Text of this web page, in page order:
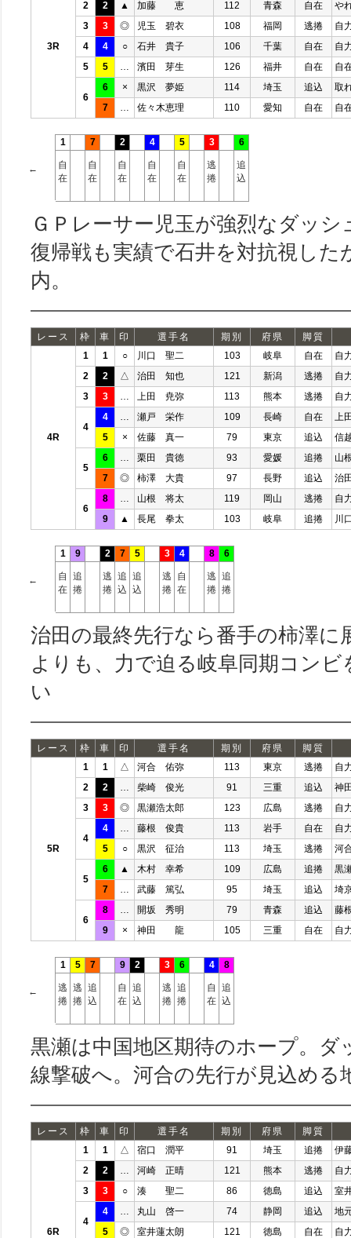
3R
2
2 ▲ 加藤 恵 112 青森 自在
や
3
3 ◎ 児玉 碧衣 108 福岡 逃捲
自
4
4 ○ 石井 貴子 106 千葉 自在
自
5
5 濱田 芽生 126 福井 自在 自
6
6 × 黒沢 夢姫 114 埼玉 追込
取
7
佐々木恵理 110 愛知 自在 自
←
1
自
在
7
自
在
2
自
在
4
自
在
5
自
在
3
逃
捲
6
追
込
ＧＰレーサー児玉が強烈なダッ
復帰戦も実績で石井を対抗視した
内。
レース 枠 車 印 選手名 期別 府県 脚質
4R
1 1 ○ 川口 聖二 103 岐阜 自在
自
2
2 △ 治田 知也 121 新潟 逃捲
自
3
3 上田 尭弥 113 熊本 逃捲 自
4
4 瀬戸 栄作 109 長崎 自在
上
5
× 佐藤 真一 79 東京 追込 信
5
6 栗田 貴徳 93 愛媛 追捲
山
7
◎ 柿澤 大貴 97 長野 追込 治
6
8 山根 将太 119 岡山 逃捲
自
9
▲ 長尾 拳太 103 岐阜 追捲 川
←
1
自
在
9
追
捲
2
逃
捲
7
追
込
5
追
込
3
逃
捲
4
自
在
8
逃
捲
6
追
捲
治田の最終先行なら番手の柿澤に
よりも、力で迫る岐阜同期コン
い
レース 枠 車 印 選手名 期別 府県 脚質
5R
1 1 △ 河合 佑弥 113 東京 逃捲
自
2
2 柴崎 俊光 91 三重 追込
神
3
3 ◎ 黒瀬浩太郎 123 広島 逃捲 自
4
4 藤根 俊貴 113 岩手 自在
自
5
○ 黒沢 征治 113 埼玉 逃捲 河
5
6 ▲ 木村 幸希 109 広島 追捲
黒
7
武藤 篤弘 95 埼玉 追込 埼
6
8 開坂 秀明 79 青森 追込
藤
9
× 神田 龍 105 三重 自在 自
←
1
逃
捲
5
逃
捲
7
追
込
9
自
在
2
追
込
3
逃
捲
6
追
捲
4
自
在
8
追
込
黒瀬は中国地区期待のホープ。ダ
線撃破へ。河合の先行が見込める
レース 枠 車 印 選手名 期別 府県 脚質
6R
1 1 △ 宿口 潤平 91 埼玉 追捲
伊
2
2 河崎 正晴 121 熊本 逃捲
自
3
3 ○ 湊 聖二 86 徳島 追込 室
4
4 丸山 啓一 74 静岡 追込
地
5
◎ 室井蓮太朗 121 徳島 自在 自